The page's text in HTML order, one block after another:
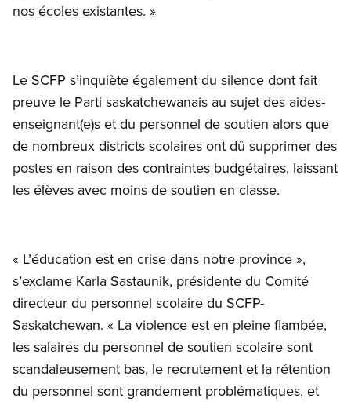
nos écoles existantes. »
Le SCFP s’inquiète également du silence dont fait
preuve le Parti saskatchewanais au sujet des aides-
enseignant(e)s et du personnel de soutien alors que
de nombreux districts scolaires ont dû supprimer des
postes en raison des contraintes budgétaires, laissant
les élèves avec moins de soutien en classe.
« L’éducation est en crise dans notre province »,
s’exclame Karla Sastaunik, présidente du Comité
directeur du personnel scolaire du SCFP-
Saskatchewan. « La violence est en pleine flambée,
les salaires du personnel de soutien scolaire sont
scandaleusement bas, le recrutement et la rétention
du personnel sont grandement problématiques, et